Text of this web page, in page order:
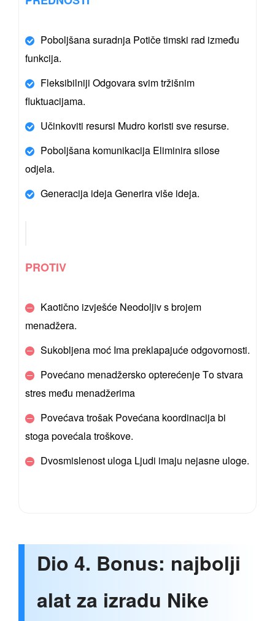
Poboljšana suradnja Potiče timski rad između
funkcija.
Fleksibilniji Odgovara svim tržišnim
fluktuacijama.
Učinkoviti resursi Mudro koristi sve resurse.
Poboljšana komunikacija Eliminira silose
odjela.
Generacija idejaGenerira više ideja.
PROTIV
Kaotično izvješće Neodoljiv s brojem
menadžera.
Sukobljena moć Ima preklapajuće odgovornosti.
Povećano menadžersko opterećenjeTo stvara
stres među menadžerima
Povećava trošak Povećana koordinacija bi
stoga povećala troškove.
Dvosmislenost uloga Ljudi imaju nejasne uloge.
Dio 4. Bonus: najbolji
alat za izradu Nike